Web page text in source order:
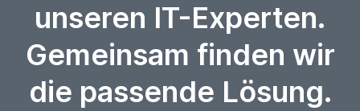
unseren IT-Experten.
Gemeinsam finden wir
die passende Lösung.